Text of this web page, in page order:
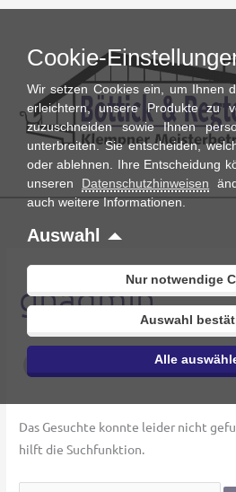
Zum
springen
gnadmin
Das Gesuchte konnte leider nicht
hilft die Suchfunktion.
Suchen
nach:
Cookie-
Wir setzen Cookies ein, um Ihnen
erleichtern, unsere Produkte zu
zuzuschneiden sowie Ihnen
unterbreiten. Sie entscheiden,
oder ablehnen. Ihre Entscheidung
unseren Datenschutzhinweisen
auch weitere Informationen.
Auswahl
Nur notwendige
Auswahl
Alle